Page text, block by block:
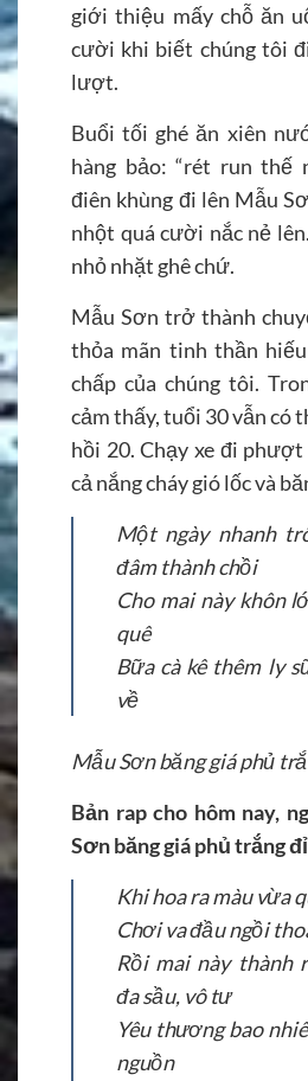
giới thiệu mấy chỗ ăn
cười khi biết chúng tôi
lượt.
Buổi tối ghé ăn xiên
hàng bảo: “rét run thế
điên khùng đi lên Mẫu
nhột quá cười nắc nẻ
nhỏ nhặt ghê chứ.
Mẫu Sơn trở thành
thỏa mãn tinh thần
chấp của chúng tôi.
cảm thấy, tuổi 30 vẫn có
hồi 20. Chạy xe đi
cả nắng cháy gió lốc và
Một ngày nhanh
đâm thành chồi
Cho mai này khôn
quê
Bữa cà kê thêm ly
về
Mẫu Sơn băng giá phủ
Bản rap cho hôm nay,
Sơn băng giá phủ trắng
Khi hoa ra màu vừa
Chơi va đầu ngồi
Rồi mai này thành
đa sầu, vô tư
Yêu thương bao
nguồn